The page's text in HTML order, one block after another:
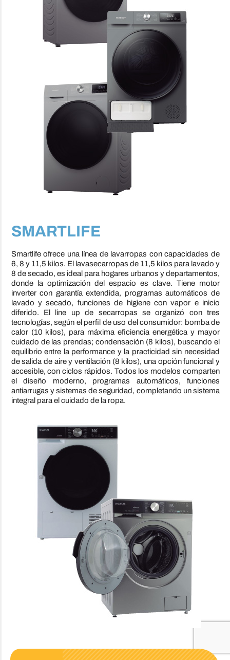
SMARTLIFE
Smartlife ofrece una línea de lavarropas con capacidades de
6, 8 y 11,5 kilos. El lavasecarropas de 11,5 kilos para lavado y
8 de secado, es ideal para hogares urbanos y departamentos,
donde la optimización del espacio es clave. Tiene motor
inverter con garantía extendida, programas automáticos de
lavado y secado, funciones de higiene con vapor e inicio
diferido. El line up de secarropas se organizó con tres
tecnologías, según el perfil de uso del consumidor: bomba de
calor (10 kilos), para máxima eficiencia energética y mayor
cuidado de las prendas; condensación (8 kilos), buscando el
equilibrio entre la performance y la practicidad sin necesidad
de salida de aire y ventilación (8 kilos), una opción funcional y
accesible, con ciclos rápidos. Todos los modelos comparten
el diseño moderno, programas automáticos, funciones
antiarrugas y sistemas de seguridad, completando un sistema
integral para el cuidado de la ropa.